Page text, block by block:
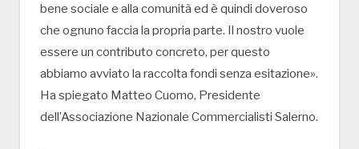
bene sociale e alla comunità ed è quindi doveroso
che ognuno faccia la propria parte. Il nostro vuole
essere un contributo concreto, per questo
abbiamo avviato la raccolta fondi senza esitazione».
Ha spiegato Matteo Cuomo, Presidente
dell’Associazione Nazionale Commercialisti Salerno.